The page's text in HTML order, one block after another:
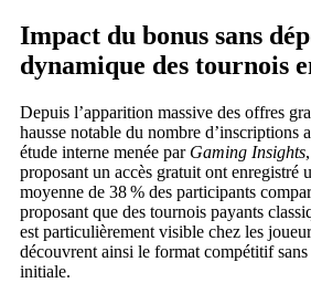
Impact du bonus sans
dynamique des tournois
Depuis l’apparition massive des offres
hausse notable du nombre d’inscriptions
étude interne menée par Gaming Insights
proposant un accès gratuit ont enregistré
moyenne de 38 % des participants
proposant que des tournois payants
est particulièrement visible chez les
découvrent ainsi le format compétitif
initiale.